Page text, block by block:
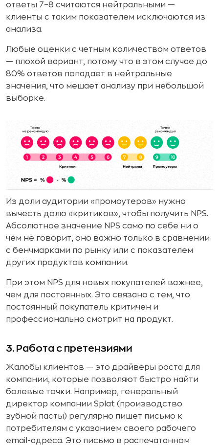
ответы 7–8 считаются нейтральными —
клиенты с таким показателем исключаются из
анализа.
Любые оценки с четным количеством ответов
— плохой вариант, потому что в этом случае до
80% ответов попадает в нейтральные
значения, что мешает анализу при небольшой
выборке.
Из доли аудитории «промоутеров» нужно
вычесть долю «критиков», чтобы получить NPS.
Абсолютное значение NPS само по себе ни о
чем не говорит, оно важно только в сравнении
с бенчмарками по рынку или с показателем
других продуктов компании.
При этом NPS для новых покупателей важнее,
чем для постоянных. Это связано с тем, что
постоянный покупатель критичен и
профессионально смотрит на продукт.
3. Работа с претензиями
Жалобы клиентов — это драйверы роста для
компании, которые позволяют быстро найти
болевые точки. Например, генеральный
директор компании Splat (производство
зубной пасты) регулярно пишет письмо к
потребителям с указанием своего рабочего
email-адреса. Это письмо в распечатанном